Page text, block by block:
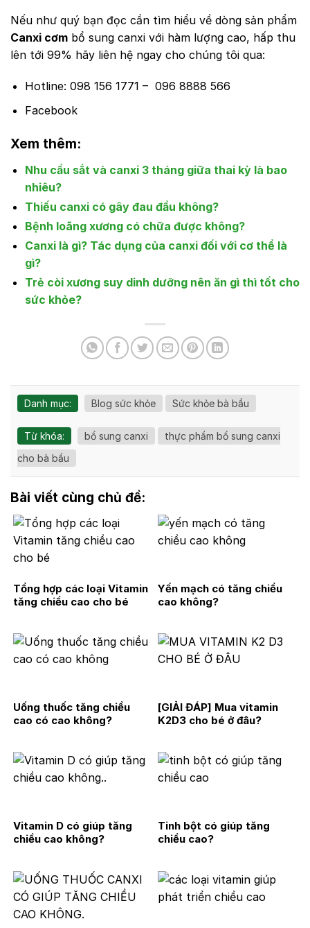
Nếu như quý bạn đọc cần tìm hiểu về dòng sản phẩm
Canxi cơm bổ sung canxi với hàm lượng cao, hấp thu
lên tới 99% hãy liên hệ ngay cho chúng tôi qua:
Hotline: 098 156 1771 – 096 8888 566
Facebook
Xem thêm:
Nhu cầu sắt và canxi 3 tháng giữa thai kỳ là bao
nhiêu?
Thiếu canxi có gây đau đầu không?
Bệnh loãng xương có chữa được không?
Canxi là gì? Tác dụng của canxi đối với cơ thể là
gì?
Trẻ còi xương suy dinh dưỡng nên ăn gì thì tốt cho
sức khỏe?
Danh mục: Blog sức khỏe Sức khỏe bà bầu
Từ khóa: bổ sung canxi
thực phẩm bổ sung canxi
cho bà bầu
Bài viết cùng chủ đề:
Tổng hợp các loại Vitamin
tăng chiều cao cho bé
Yến mạch có tăng chiều
cao không?
Uống thuốc tăng chiều
cao có cao không?
[GIẢI ĐÁP] Mua vitamin
K2D3 cho bé ở đâu?
Vitamin D có giúp tăng
chiều cao không?
Tinh bột có giúp tăng
chiều cao?